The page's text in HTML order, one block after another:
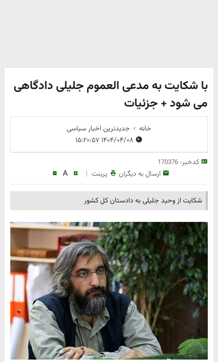
با شکایت به مدعی العموم جلیلی دادگاهی
می شود + جزئیات
خانه
جدیدترین اخبار سیاسی
کدخبر:170376
ارسال به دیگران پرینت |
A
شکایت از وحید جلیلی به دادستان کل کشور